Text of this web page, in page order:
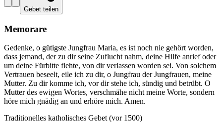
Gebet teilen
Memorare
Gedenke, o gütigste Jungfrau Maria, es ist noch nie gehört worden,
dass jemand, der zu dir seine Zuflucht nahm, deine Hilfe anrief oder
um deine Fürbitte flehte, von dir verlassen worden sei. Von solchem
Vertrauen beseelt, eile ich zu dir, o Jungfrau der Jungfrauen, meine
Mutter. Zu dir komme ich, vor dir stehe ich, sündig und betrübt. O
Mutter des ewigen Wortes, verschmähe nicht meine Worte, sondern
höre mich gnädig an und erhöre mich. Amen.
Traditionelles katholisches Gebet (vor 1500)